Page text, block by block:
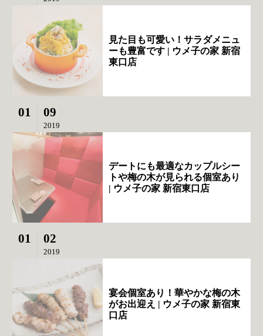
見た目も可愛い！サラダメニュ
ーも豊富です | ウメ子の家 新宿
東口店
01 09
2019
デートにも最適なカップルシー
トや梅の木が見られる個室あり
| ウメ子の家 新宿東口店
01 02
2019
宴会個室あり！華やかな梅の木
がお出迎え | ウメ子の家 新宿東
口店